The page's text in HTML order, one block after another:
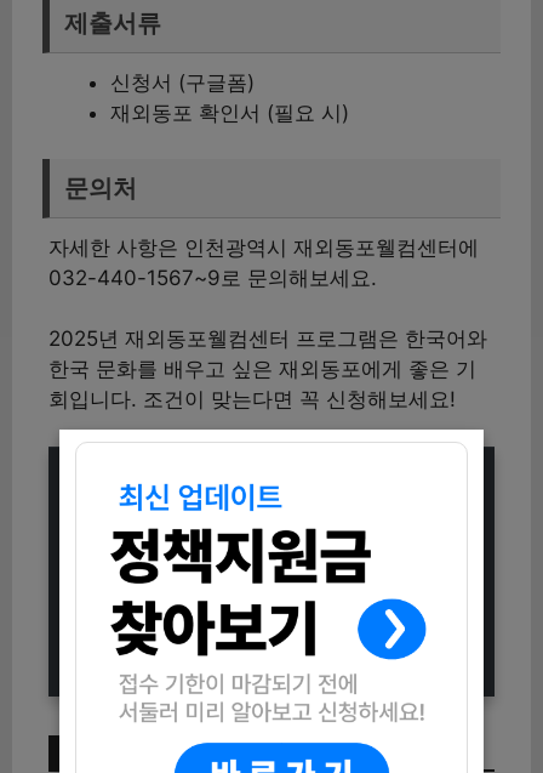
제출서류
신청서 (구글폼)
재외동포 확인서 (필요 시)
문의처
자세한 사항은 인천광역시 재외동포웰컴센터에
032-440-1567~9로 문의해보세요.
2025년 재외동포웰컴센터 프로그램은 한국어와
한국 문화를 배우고 싶은 재외동포에게 좋은 기
회입니다. 조건이 맞는다면 꼭 신청해보세요!
2025 횡성군 사회적경제 창업스타트
업 교육생 모집 (신청방법과 자격조건
총정리)
[양평청년공간 딴딴회관] 6월 프로그
램 당첨자 및 추가 모집 안내
이번 주 인기 글